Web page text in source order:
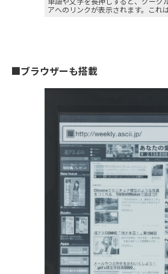
アへのリンクが表示されます。これは
■ブラウザーも搭載